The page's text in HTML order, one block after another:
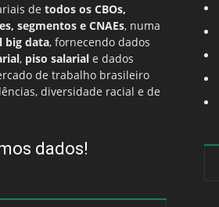
de todos os CBOs,
segmentos e CNAEs, numa
big data, fornecendo dados
, piso salarial e dados
de trabalho brasileiro
diversidade racial e de
dados!